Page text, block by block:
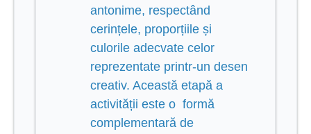
antonime, respectând
cerințele, proporțiile și
culorile adecvate celor
reprezentate printr-un desen
creativ. Această etapă a
activității este o formă
complementară de